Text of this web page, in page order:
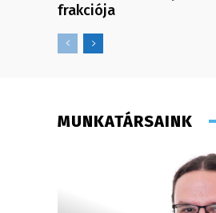
frakciója
MUNKATÁRSAINK